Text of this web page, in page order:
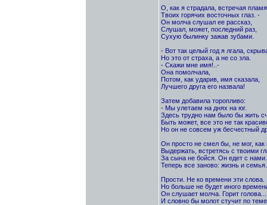
О, как я страдала, встречая пламя
Твоих горячих восточных глаз. -
Он молча слушал ее рассказ,
Слушал, может, последний раз,
Сухую былинку зажав зубами.
- Вот так целый год я лгала,
Но это от страха, а не со зла.
- Скажи мне имя!..-
Она помолчала,
Потом, как ударив, имя сказала,
Лучшего друга его назвала!
Затем добавила торопливо:
- Мы улетаем на днях на юг.
Здесь трудно нам было бы жить
Быть может, все это не так
Но он не совсем уж бесчестный
Он просто не смел бы, не мог, как
Выдержать, встретясь с твоими
За сына не бойся. Он едет с нами.
Теперь все заново: жизнь и семья.
Прости. Не ко времени эти слова.
Но больше не будет иного
Он слушает молча. Горит голова...
И словно бы молот стучит по